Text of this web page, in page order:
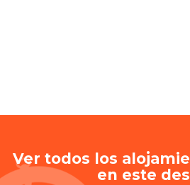
Ver todos los
en este